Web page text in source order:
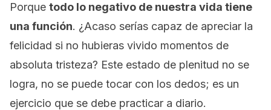
Porque todo lo negativo de nuestra vida tiene
una función. ¿Acaso serías capaz de apreciar la
felicidad si no hubieras vivido momentos de
absoluta tristeza? Este estado de plenitud no se
logra, no se puede tocar con los dedos; es un
ejercicio que se debe practicar a diario.